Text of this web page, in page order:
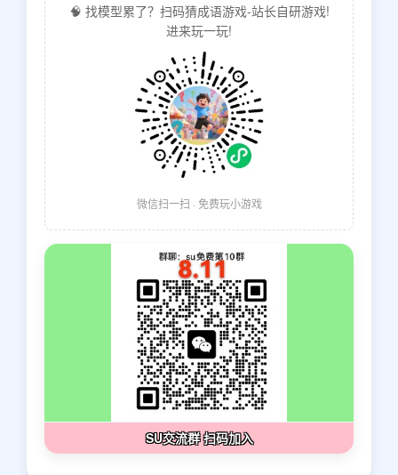
🧠 找模型累了？扫码猜成语游戏-站长自研游戏!
进来玩一玩!
微信扫一扫 · 免费玩小游戏
SU交流群 扫码加入